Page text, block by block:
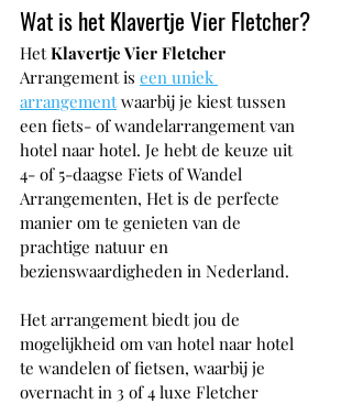
Wat is het Klavertje Vier Fletcher?
Het Klavertje Vier Fletcher
Arrangement is een uniek
arrangement waarbij je kiest tussen
een fiets- of wandelarrangement van
hotel naar hotel. Je hebt de keuze uit
4- of 5-daagse Fiets of Wandel
Arrangementen, Het is de perfecte
manier om te genieten van de
prachtige natuur en
bezienswaardigheden in Nederland.
Het arrangement biedt jou de
mogelijkheid om van hotel naar hotel
te wandelen of fietsen, waarbij je
overnacht in 3 of 4 luxe Fletcher